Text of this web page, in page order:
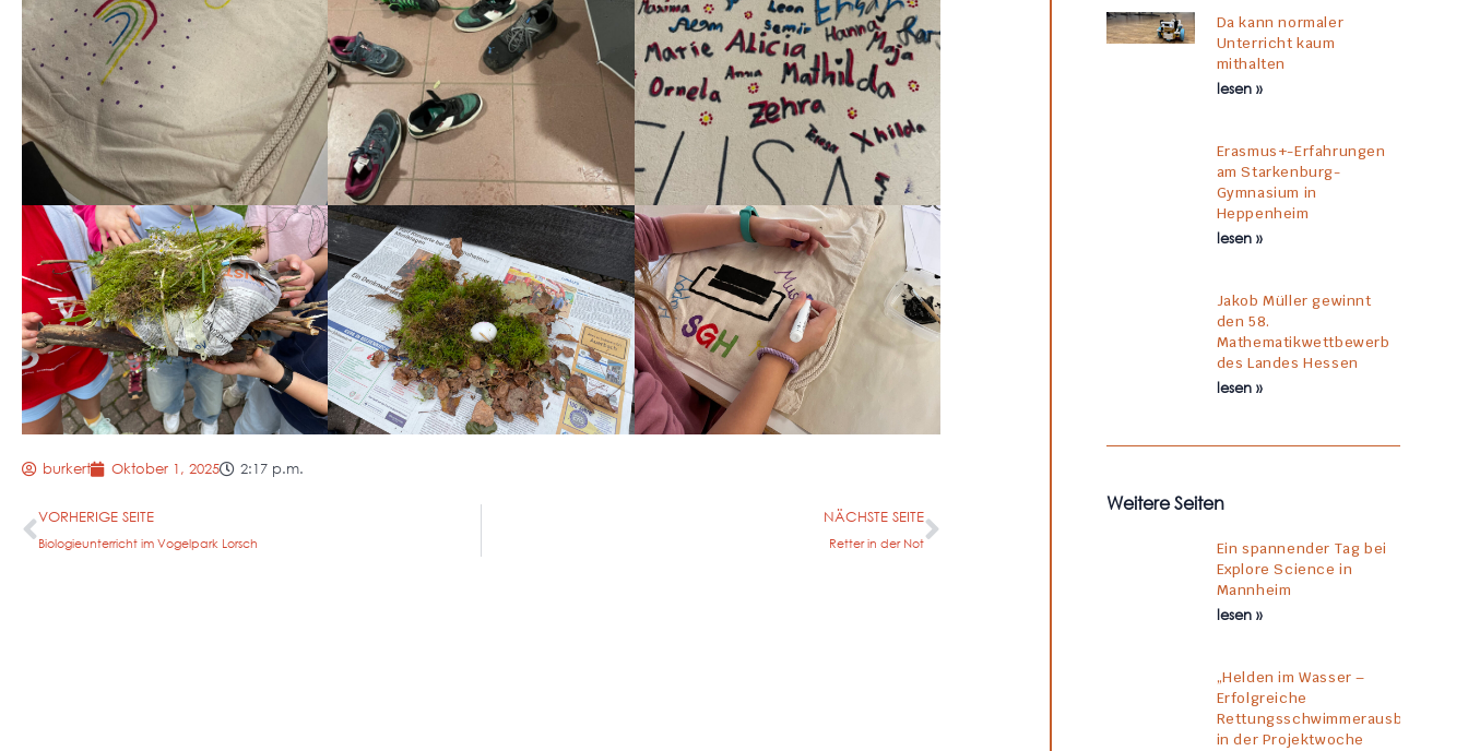
burkert Oktober 1, 2025 2:17 p.m.
VORHERIGE SEITE
Biologieunterricht im Vogelpark Lorsch
NÄCHSTE SEITE
Retter in der Not
Da kann normaler
Unterricht kaum
mithalten
lesen »
Erasmus+-Erfahrungen
am Starkenburg-
Gymnasium in
Heppenheim
lesen »
Jakob Müller gewinnt
den 58.
Mathematikwettbewerb
des Landes Hessen
lesen »
Weitere Seiten
Ein spannender Tag bei
Explore Science in
Mannheim
lesen »
„Helden im Wasser –
Erfolgreiche
Rettungsschwimmerausbildung
in der Projektwoche